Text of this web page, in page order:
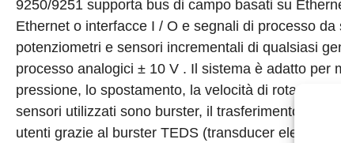
9250/9251 supporta bus di campo basati su
Ethernet o interfacce I / O e segnali di processo da
potenziometri e sensori incrementali di qualsiasi
processo analogici ± 10 V . Il sistema è adatto per
pressione, lo spostamento, la velocità di rotazione
sensori utilizzati sono burster, il trasferimento dei
utenti grazie al burster TEDS (transducer